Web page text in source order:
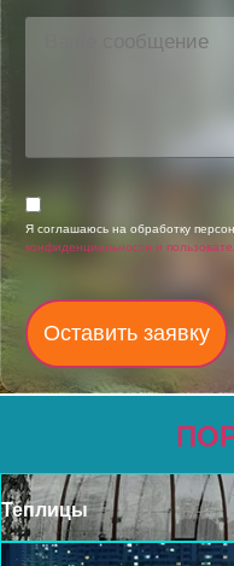
Я соглашаюсь на обработку
конфиденциальности и
Оставить заявку
Теплицы